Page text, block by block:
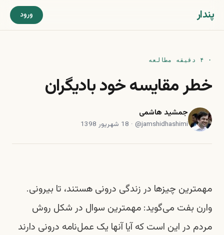
پندار ورود
· ۴ دقیقه مطالعه
خطر مقایسه خود بادیگران
جمشید هاشمی
@jamshidhashimi
· 18 شهریور 1398
مهمترین چیزها در زندگی درونی هستند، تا بیرونی.
وارن بفت می‌گوید: مهمترین سوال در شکل روش
مردم در این است که آیا آنها یک عمل‌نامه درونی دارند